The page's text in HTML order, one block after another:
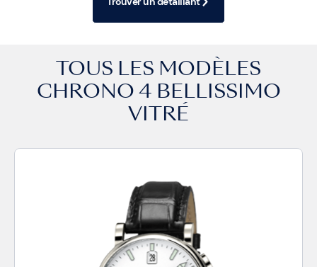
TOUS LES MODÈLES
CHRONO 4 BELLISSIMO
VITRÉ